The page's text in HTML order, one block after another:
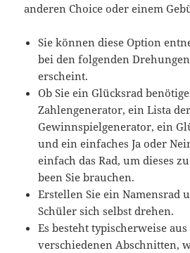
anderen Choice oder einem
Sie können diese Option
bei den folgenden
erscheint.
Ob Sie ein Glücksrad
Zahlengenerator, ein Lista
Gewinnspielgenerator, ein
und ein einfaches Ja oder
einfach das Rad, um dieses
been Sie brauchen.
Erstellen Sie ein Namensrad
Schüler sich selbst drehen.
Es besteht typischerweise
verschiedenen Abschnitten,